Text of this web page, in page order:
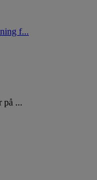
f...
på ...